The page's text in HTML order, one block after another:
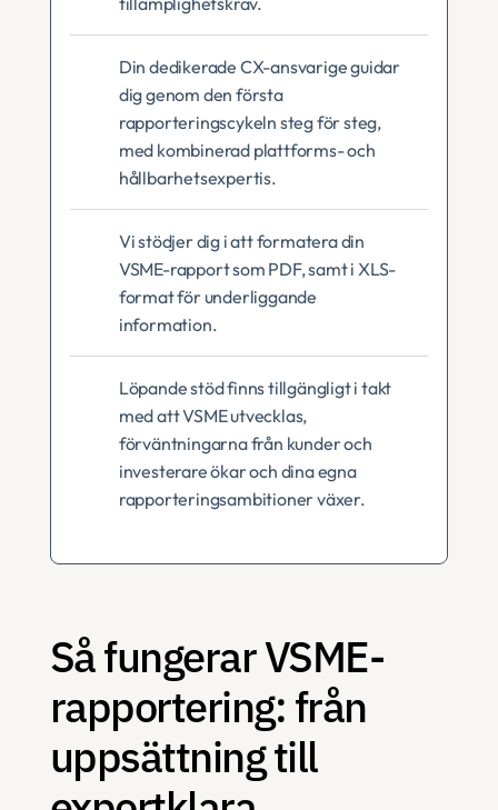
Din dedikerade CX-ansvarige guidar
dig genom den första
rapporteringscykeln steg för steg,
med kombinerad plattforms- och
hållbarhetsexpertis.
Vi stödjer dig i att formatera din
VSME-rapport som PDF, samt i XLS-
format för underliggande
information.
Löpande stöd finns tillgängligt i takt
med att VSME utvecklas,
förväntningarna från kunder och
investerare ökar och dina egna
rapporteringsambitioner växer.
Så fungerar VSME-
rapportering: från
uppsättning till